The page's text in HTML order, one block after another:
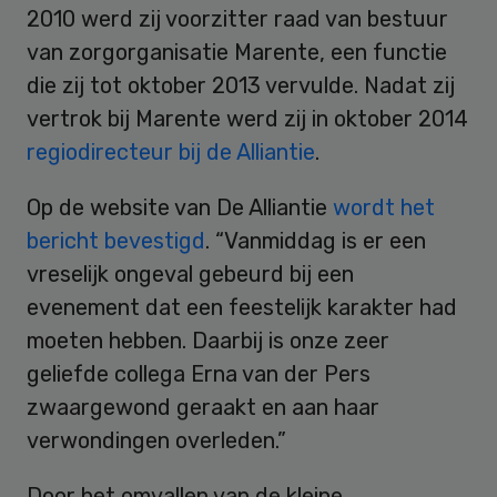
2010 werd zij voorzitter raad van bestuur
van zorgorganisatie Marente, een functie
die zij tot oktober 2013 vervulde. Nadat zij
vertrok bij Marente werd zij in oktober 2014
regiodirecteur bij de Alliantie.
Op de website van De Alliantie wordt het
bericht bevestigd. “Vanmiddag is er een
vreselijk ongeval gebeurd bij een
evenement dat een feestelijk karakter had
moeten hebben. Daarbij is onze zeer
geliefde collega Erna van der Pers
zwaargewond geraakt en aan haar
verwondingen overleden.”